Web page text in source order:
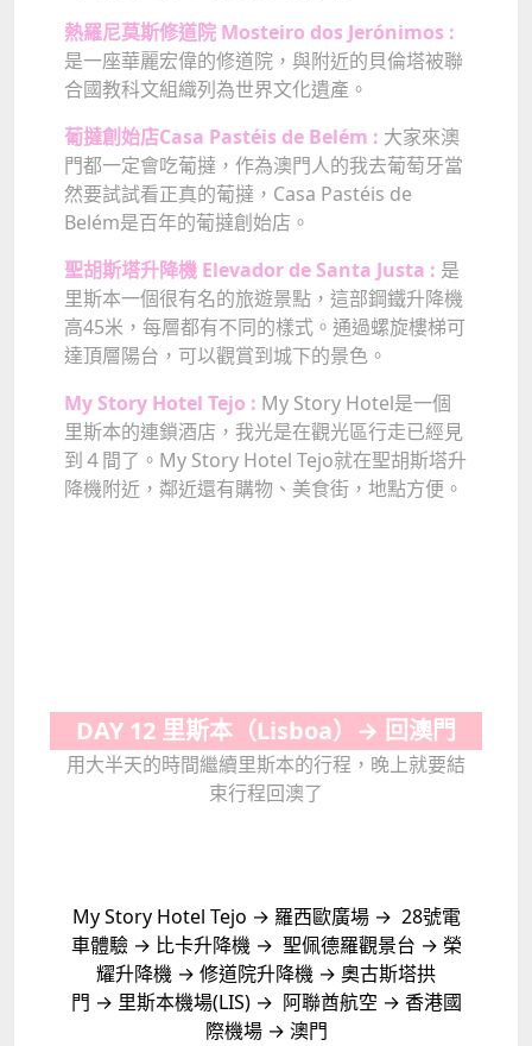
熱羅尼莫斯修道院 Mosteiro dos Jerónimos :
是一座華麗宏偉的修道院，與附近的貝倫塔被聯
合國教科文組織列為世界文化遺產。
葡撻創始店Casa Pastéis de Belém : 大家來澳
門都一定會吃葡撻，作為澳門人的我去葡萄牙當
然要試試看正真的葡撻，Casa Pastéis de
Belém是百年的葡撻創始店。
聖胡斯塔升降機 Elevador de Santa Justa : 是
里斯本一個很有名的旅遊景點，這部鋼鐵升降機
高45米，每層都有不同的樣式。通過螺旋樓梯可
達頂層陽台，可以觀賞到城下的景色。
My Story Hotel Tejo : My Story Hotel是一個
里斯本的連鎖酒店，我光是在觀光區行走已經見
到４間了。My Story Hotel Tejo就在聖胡斯塔升
降機附近，鄰近還有購物、美食街，地點方便。
DAY 12 里斯本（Lisboa）→ 回澳門
用大半天的時間繼續里斯本的行程，晚上就要結
束行程回澳了
My Story Hotel Tejo → 羅西歐廣場 → 28號電
車體驗 → 比卡升降機 → 聖佩德羅觀景台 → 榮
耀升降機 → 修道院升降機 → 奧古斯塔拱
門 → 里斯本機場(LIS) → 阿聯酋航空 → 香港國
際機場 → 澳門